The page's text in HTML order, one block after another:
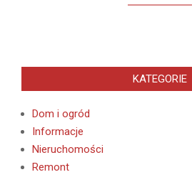
KATEGORIE
Dom i ogród
Informacje
Nieruchomości
Remont